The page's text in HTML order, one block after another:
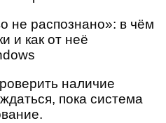
наличие
пока система